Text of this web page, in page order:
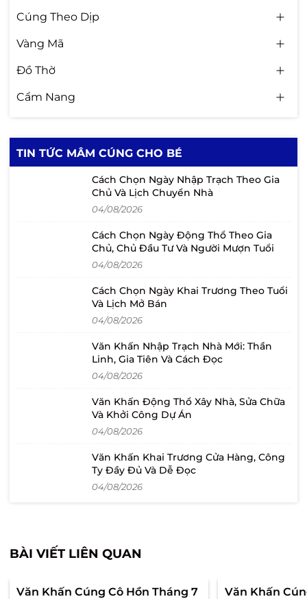
Cúng Theo Dịp
Vàng Mã
Đồ Thờ
Cẩm Nang
TIN TỨC MÂM CÚNG CHO BÉ
Cách Chọn Ngày Nhập Trạch Theo Gia
Chủ Và Lịch Chuyển Nhà
04/08/2026
Cách Chọn Ngày Động Thổ Theo Gia
Chủ, Chủ Đầu Tư Và Người Mượn Tuổi
04/08/2026
Cách Chọn Ngày Khai Trương Theo Tuổi
Và Lịch Mở Bán
04/08/2026
Văn Khấn Nhập Trạch Nhà Mới: Thần
Linh, Gia Tiên Và Cách Đọc
04/08/2026
Văn Khấn Động Thổ Xây Nhà, Sửa Chữa
Và Khởi Công Dự Án
04/08/2026
Văn Khấn Khai Trương Cửa Hàng, Công
Ty Đầy Đủ Và Dễ Đọc
04/08/2026
BÀI VIẾT LIÊN QUAN
Văn Khấn Cúng Cô Hồn Tháng 7
Văn Khấn